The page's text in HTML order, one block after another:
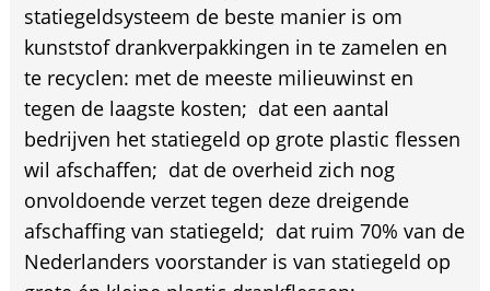
statiegeldsysteem de beste manier is om
kunststof drankverpakkingen in te zamelen en
te recyclen: met de meeste milieuwinst en
tegen de laagste kosten;  dat een aantal
bedrijven het statiegeld op grote plastic flessen
wil afschaffen;  dat de overheid zich nog
onvoldoende verzet tegen deze dreigende
afschaffing van statiegeld;  dat ruim 70% van de
Nederlanders voorstander is van statiegeld op